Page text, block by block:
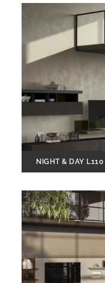
NIGHT & DAY L110